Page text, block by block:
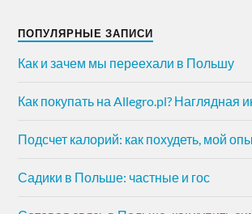
ПОПУЛЯРНЫЕ ЗАПИСИ
Как и зачем мы переехали в Польшу
Как покупать на Allegro.pl? Наглядная
Подсчет калорий: как похудеть, мой
Садики в Польше: частные и гос